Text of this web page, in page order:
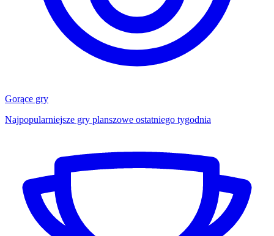
Gorące gry
Najpopularniejsze gry planszowe ostatniego tygodnia